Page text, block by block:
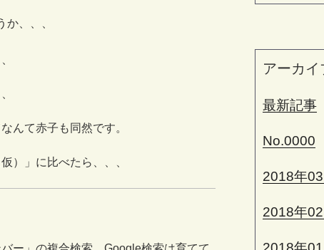
か、、、
んて赤子も同然です。
）」に比べたら、、、
アーカ
最新記事
No.0000
2018年03
2018年02